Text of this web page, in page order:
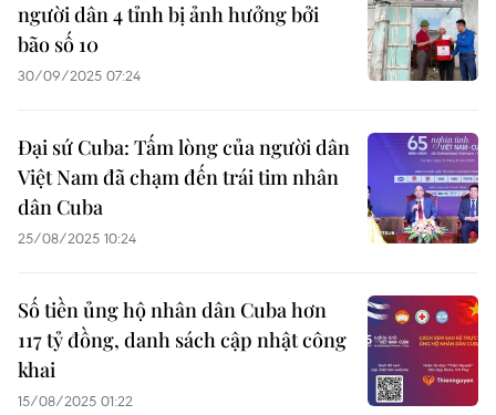
người dân 4 tỉnh bị ảnh hưởng bởi
bão số 10
30/09/2025 07:24
Đại sứ Cuba: Tấm lòng của người dân
Việt Nam đã chạm đến trái tim nhân
dân Cuba
25/08/2025 10:24
Số tiền ủng hộ nhân dân Cuba hơn
117 tỷ đồng, danh sách cập nhật công
khai
15/08/2025 01:22